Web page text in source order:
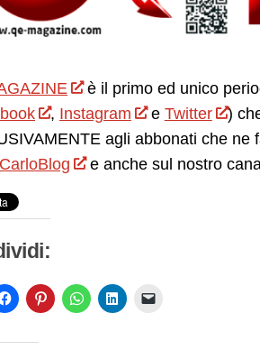
è il primo ed unico
, Instagram e Twitter
)
agli abbonati che
e anche sul nostro